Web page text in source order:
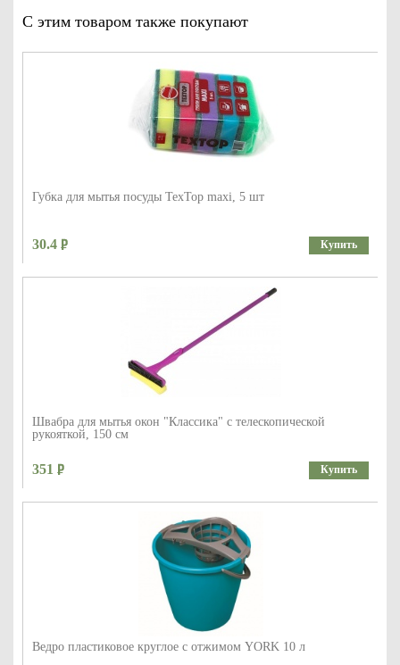
С этим товаром также покупают
Губка для мытья посуды TexTop maxi, 5 шт
30.4 Купить
Швабра для мытья окон "Классика" с телескопической
рукояткой, 150 см
351 Купить
Ведро пластиковое круглое с отжимом YORK 10 л